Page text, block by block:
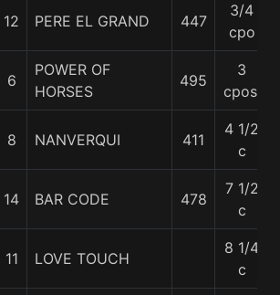
12 PERE EL GRAND 447
3/4
cpo
6
POWER OF
HORSES
495
3
cpos.
8 NANVERQUI 411
4 1/2
c
14 BAR CODE 478
7 1/2
c
11 LOVE TOUCH
8 1/4
c